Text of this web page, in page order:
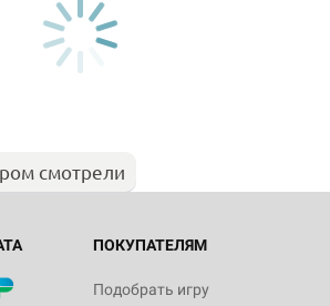
смотрели
ПОКУПАТЕЛЯМ
Подобрать игру